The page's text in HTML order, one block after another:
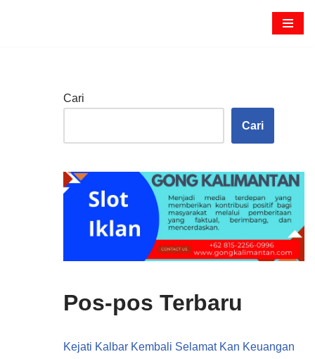
Cari
Cari
Pos-pos Terbaru
Kejati Kalbar Kembali Selamat Kan Keuangan